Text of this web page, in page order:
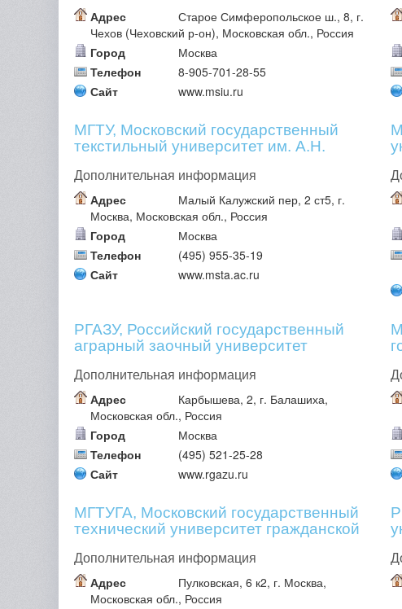
Адрес
Старое Симферопольское ш., 8, г.
Чехов (Чеховский р-он), Московская обл., Россия
Город
Москва
Телефон
8-905-701-28-55
Сайт
www.msiu.ru
МГТУ, Московский государственный
текстильный университет им. А.Н.
Дополнительная информация
Адрес
Малый Калужский пер, 2 ст5, г.
Москва, Московская обл., Россия
Город
Москва
Телефон
(495) 955-35-19
Сайт
www.msta.ac.ru
РГАЗУ, Российский государственный
аграрный заочный университет
Дополнительная информация
Адрес
Карбышева, 2, г. Балашиха,
Московская обл., Россия
Город
Москва
Телефон
(495) 521-25-28
Сайт
www.rgazu.ru
МГТУГА, Московский государственный
технический университет гражданской
Дополнительная информация
Адрес
Пулковская, 6 к2, г. Москва,
Московская обл., Россия